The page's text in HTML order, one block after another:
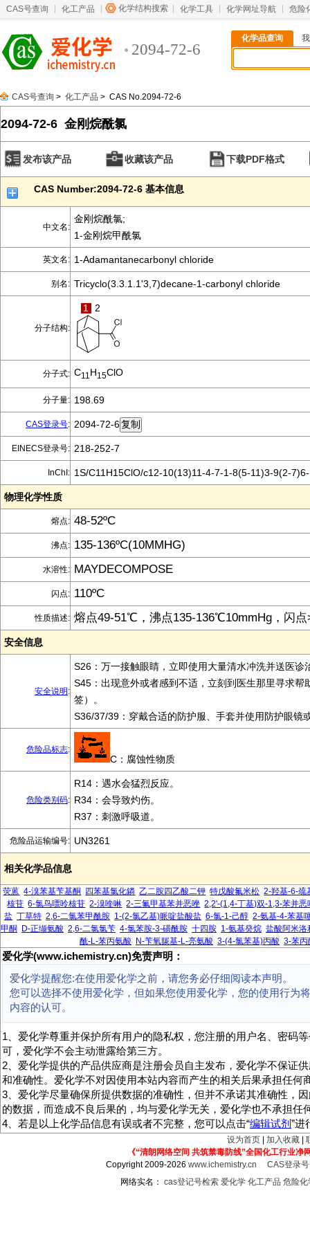
CAS号查询 化工产品 化学结构搜索 化学工具 化学网址导航 危险
2094-72-6
化学品查询
CAS号查询 > 化工产品 > CAS No.2094-72-6
2094-72-6 金刚烷酰氯
发布该产品 收藏该产品 下载PDF格式
CAS Number:2094-72-6 基本信息
中文名:
金刚烷酰氯;
1-金刚烷甲酰氯
英文名: 1-Adamantanecarbonyl chloride
别名: Tricyclo(3.3.1.1'3,7)decane-1-carbonyl chloride
分子结构:
1 2
分子式: C11 H15ClO
分子量: 198.69
CAS登录号: 2094-72-6
EINECS登录号: 218-252-7
InChI: 1S/C11H15ClO/c12-10(13)11-4-7-1-8(5-11)3-9(2-
物理化学性质
熔点: 48-52ºC
沸点: 135-136ºC(10MMHG)
水溶性: MAYDECOMPOSE
闪点: 110ºC
性质描述: 熔点49-51℃，沸点135-136℃10mmHg，闪点
安全信息
安全说明 :
S26：万一接触眼睛，立即使用大量清水冲洗并送医诊
S45：出现意外或者感到不适，立刻到医生那里寻求帮
签）。
S36/37/39：穿戴合适的防护服、手套并使用防护眼镜
危险品标志:
C：腐蚀性物质
危险类别码:
R14：遇水会猛烈反应。
R34：会导致灼伤。
R37：刺激呼吸道。
危险品运输编号: UN3261
相关化学品信息
荧蒽 4-溴苯基苄基酮 四苯基氯化鏻 乙二胺四乙酸二钾 特戊酸氟米松 2-羟基-6-巯
核苷 6-氯鸟嘌呤核苷 2-溴喹啉 2-三氟甲基苯并恶唑 2,2'-(1,4-丁基)双-1,3-苯并恶
盐 丁草特 2,6-二氯苯甲酰胺 1-(2-氯乙基)哌啶盐酸盐 6-氯-1-己醇 2-氨基-4-苯基
甲酮
D-正缬氨酸 2,6-二氯氯苄 4-氯苯胺-3-磺酰胺 十四胺 1-氨基癸烷 盐酸阿米洛
酰-L-苯丙氨酸
N-苄氧羰基-L-亮氨酸 3-(4-氯苯基)丙酸 3-苯丙
爱化学(www.ichemistry.cn)免责声明：
爱化学提醒您:在使用爱化学之前，请您务必仔细阅读本声明。
您可以选择不使用爱化学，但如果您使用爱化学，您的使用行为
内容的认可。
1、爱化学尊重并保护所有用户的隐私权，您注册的用户名、密码
可，爱化学不会主动泄露给第三方。
2、爱化学提供的产品供应商是注册会员自主发布，爱化学不保证
和准确性。爱化学不对因使用本站内容而产生的相关后果承担任何
3、爱化学尽量确保所提供数据的准确性，但并不承诺其准确性，
的数据，而造成不良后果的，均与爱化学无关，爱化学也不承担任
4、若是以上化学品信息有误或者不完整，您可以点击“编辑试剂”进
设为首页 加入收藏
《“清朗网络空间 共筑禁毒防线”全国化工行业净
Copyright 2009-2026www.ichemistry.cn
CAS登录
网络实名： cas登记号检索 爱化学 化工产品 危险化